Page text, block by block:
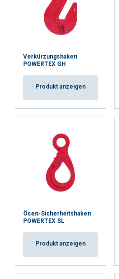
Verkürzungshaken
POWERTEX GH
Produkt anzeigen
Ösen-Sicherheitshaken
POWERTEX SL
Produkt anzeigen
erforderlich
ALLE
DETAILS ANZEIGEN